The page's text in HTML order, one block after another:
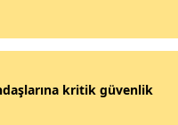
kritik güvenlik